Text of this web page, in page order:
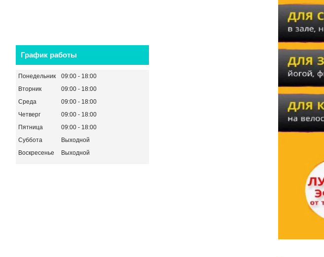
График работы
Понедельник 09:00
18:00
Вторник
09:00
18:00
Среда
09:00
18:00
Четверг
09:00
18:00
Пятница
09:00
18:00
Суббота
Выходной
Воскресенье
Выходной